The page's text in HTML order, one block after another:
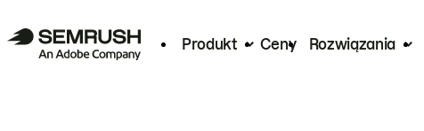
Produkt Ceny Rozwiązania